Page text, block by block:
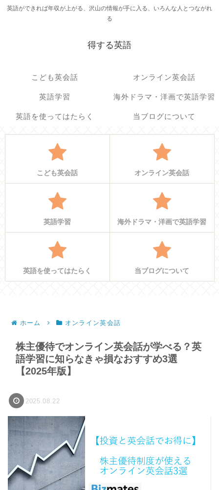
英語ができれば年収が上がる、沢山の情報が手に入る、いろんな人とつながれ
る
得する英語
こども英会話 オンライン英会話
英語学習 海外ドラマ・洋画で英語学習
英語を使ってはたらく 当ブログについて
こども英会話 オンライン英会話
英語学習 海外ドラマ・洋画で英語学習
英語を使ってはたらく 当ブログについて
ホーム オンライン英会話
株主優待でオンライン英会話が学べる？英
語学習に知らなきゃ損なおすすめ3選
【2025年版】
2025.08.22